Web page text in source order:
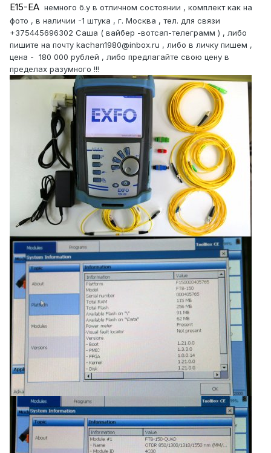
E15-EA немного б.у в отличном состоянии , комплект как на
фото , в наличии -1 штука , г. Москва , тел. для связи
+375445696302 Саша ( вайбер -вотсап-телеграмм ) , либо
пишите на почту kachan1980@inbox.ru , либо в личку пишем ,
цена - 180 000 рублей , либо предлагайте свою цену в
пределах разумного !!!